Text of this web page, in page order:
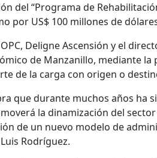
del “Programa de
por US$ 100 millones de
Deligne Ascensión y el
de Manzanillo, mediante
de la carga con origen o
que durante muchos años
la dinamización del
de un nuevo modelo de
Rodríguez.